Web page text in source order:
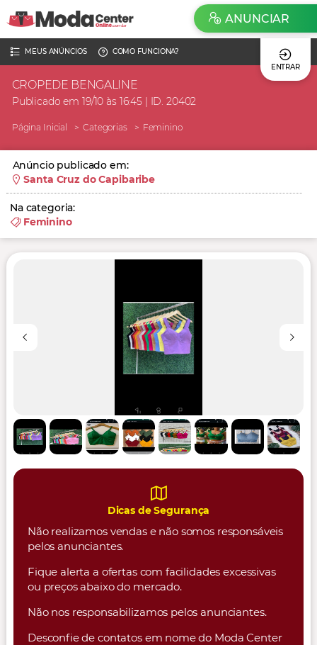
MEUS ANÚNCIOS
COMO FUNCIONA?
ENTRAR
ANUNCIAR
CROPEDE BENGALINE
Publicado em 19/10 às 16:45 | ID. 20402
Página Inicial Categorias Feminino
Anúncio publicado em:
Santa Cruz do Capibaribe
Na categoria:
Feminino
Dicas de Segurança
Não realizamos vendas e não somos responsáveis
pelos anunciantes.
Fique alerta a ofertas com facilidades excessivas
ou preços abaixo do mercado.
Não nos responsabilizamos pelos anunciantes.
Desconfie de contatos em nome do Moda Center